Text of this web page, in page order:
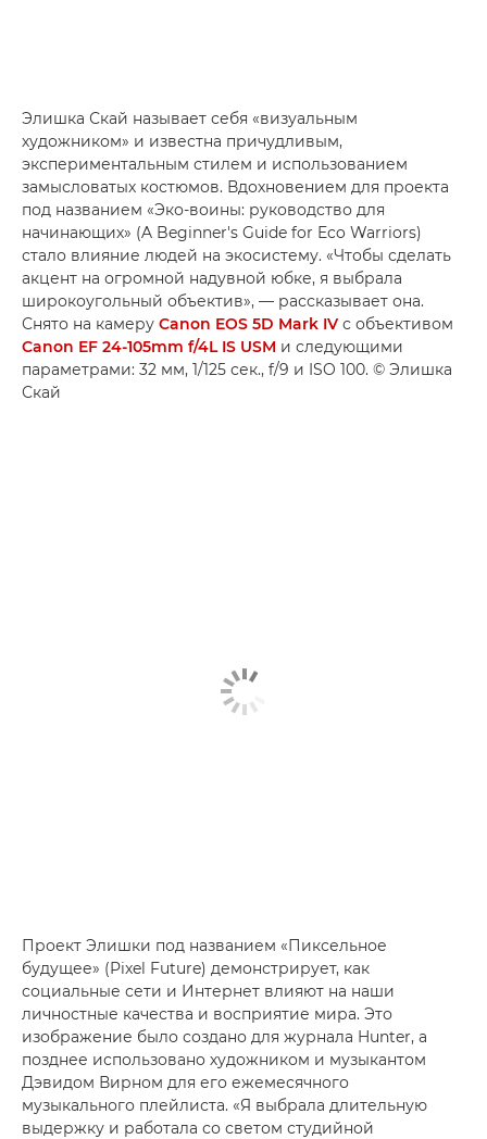
Элишка Скай называет себя «визуальным
художником» и известна причудливым,
экспериментальным стилем и использованием
замысловатых костюмов. Вдохновением для проекта
под названием «Эко-воины: руководство для
начинающих» (A Beginner's Guide for Eco Warriors)
стало влияние людей на экосистему. «Чтобы сделать
акцент на огромной надувной юбке, я выбрала
широкоугольный объектив», — рассказывает она.
Снято на камеру Canon EOS 5D Mark IV с объективом
Canon EF 24-105mm f/4L IS USM и следующими
параметрами: 32 мм, 1/125 сек., f/9 и ISO 100. © Элишка
Скай
Проект Элишки под названием «Пиксельное
будущее» (Pixel Future) демонстрирует, как
социальные сети и Интернет влияют на наши
личностные качества и восприятие мира. Это
изображение было создано для журнала Hunter, а
позднее использовано художником и музыкантом
Дэвидом Вирном для его ежемесячного
музыкального плейлиста. «Я выбрала длительную
выдержку и работала со светом студийной